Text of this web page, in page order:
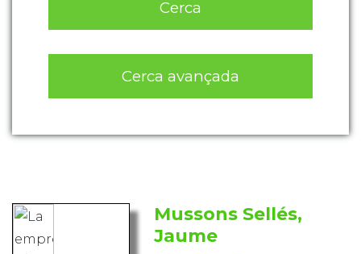
Cerca
Cerca avançada
Mussons Sellés,
Jaume